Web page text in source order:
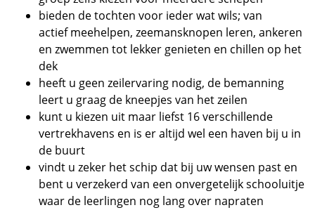
bieden de tochten voor ieder wat wils; van
actief meehelpen, zeemansknopen leren, ankeren
en zwemmen tot lekker genieten en chillen op het
dek
heeft u geen zeilervaring nodig, de bemanning
leert u graag de kneepjes van het zeilen
kunt u kiezen uit maar liefst 16 verschillende
vertrekhavens en is er altijd wel een haven bij u in
de buurt
vindt u zeker het schip dat bij uw wensen past en
bent u verzekerd van een onvergetelijk schooluitje
waar de leerlingen nog lang over napraten